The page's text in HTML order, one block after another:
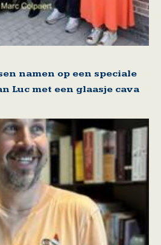
namen op een speciale
Luc met een glaasje cava